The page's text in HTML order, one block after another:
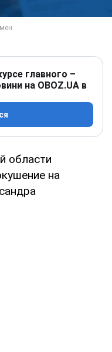
главного –
на OBOZ.UA в
области
на